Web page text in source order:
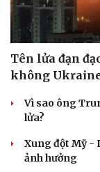
Tên lửa đạn
không
Vì sao ông
lửa?
Xung đột Mỹ -
ảnh hưởng